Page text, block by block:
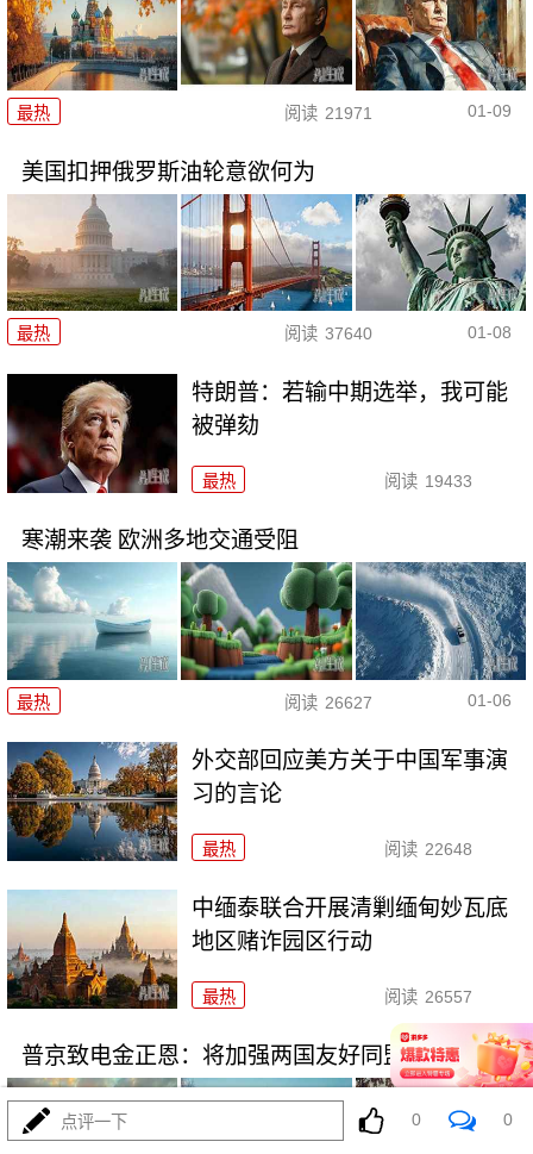
最热 阅读 21971 01-09
美国扣押俄罗斯油轮意欲何为
最热 阅读 37640 01-08
特朗普：若输中期选举，我可能
被弹劾
最热 阅读 19433
寒潮来袭 欧洲多地交通受阻
最热 阅读 26627 01-06
外交部回应美方关于中国军事演
习的言论
最热 阅读 22648
中缅泰联合开展清剿缅甸妙瓦底
地区赌诈园区行动
最热 阅读 26557
普京致电金正恩：将加强两国友好同盟关系
点评一下 0 0